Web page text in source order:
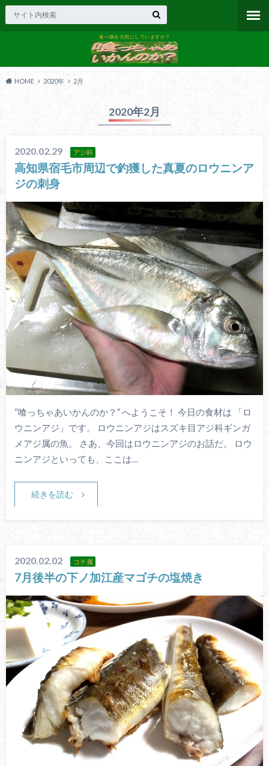
食べ物を大切にしていますか？
HOME 2020年 2月
2020年2月
2020.02.29 アジ科
高知県宿毛市周辺で釣獲した真夏のロウニンア
ジの刺身
“喰っちゃあいかんのか？” へようこそ！ 今日の食材は 「ロ
ウニンアジ」です。 ロウニンアジはスズキ目アジ科ギンガ
メアジ属の魚。 さあ、今回はロウニンアジのお話だ。 ロウ
ニンアジといっても、ここは…
続きを読む
2020.02.02 コチ属
7月後半の下ノ加江産マゴチの塩焼き